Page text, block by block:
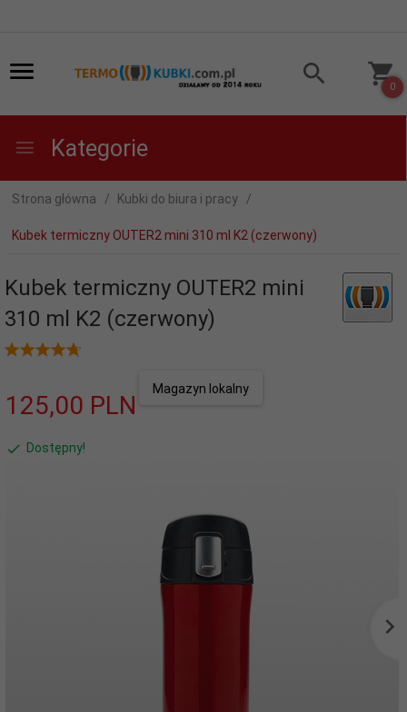
0
Kategorie
Strona główna Kubki do biura i pracy
Kubek termiczny OUTER2 mini 310 ml K2 (czerwony)
Kubek termiczny OUTER2 mini
310 ml K2 (czerwony)
125,00 PLN
Magazyn lokalny
Dostępny!